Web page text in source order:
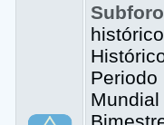
Periodo